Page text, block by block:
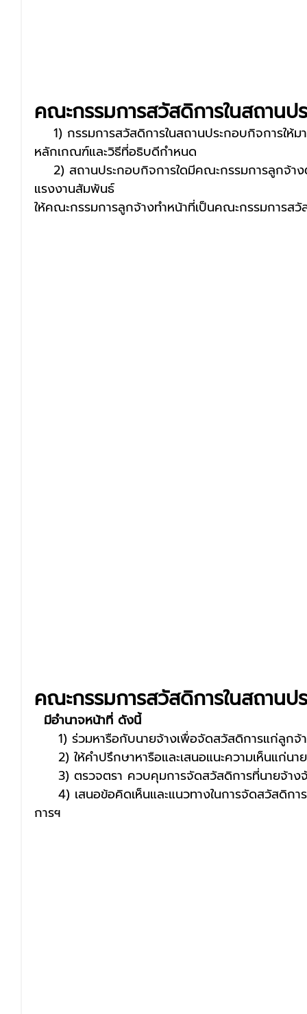
คณะกรรมการสวัสดิการในสถานป
1) กรรมการสวัสดิการในสถานประกอบกิจการให้
หลักเกณฑ์และวิธีที่อธิบดีกำหนด
แรงงานสัมพันธ์
ให้คณะกรรมการลูกจ้างทำหน้าที่เป็นคณะกรรมการสวั
คณะกรรมการสวัสดิการในสถานป
  มีอำนาจหน้าที่ ดังนี้
1) ร่วมหารือกับนายจ้างเพื่อจัดสวัสดิการแก่ลูกจ้
2) ให้คำปรึกษาหารือและเสนอแนะความเห็นแก่น
3) ตรวจตรา ควบคุมการจัดสวัสดิการที่นายจ้
การฯ